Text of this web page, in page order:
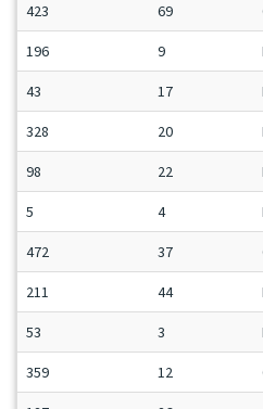
423 69
196 9
43 17
328 20
98 22
5 4
472 37
211 44
53 3
359 12